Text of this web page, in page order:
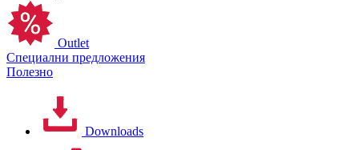
Outlet
Специални предложения
Полезно
Downloads